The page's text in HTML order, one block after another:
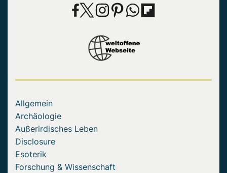
Allgemein
Archäologie
Außerirdisches Leben
Disclosure
Esoterik
Forschung & Wissenschaft